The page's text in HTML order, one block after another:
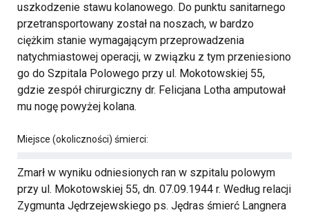
uszkodzenie stawu kolanowego. Do punktu sanitarnego
przetransportowany został na noszach, w bardzo
ciężkim stanie wymagającym przeprowadzenia
natychmiastowej operacji, w związku z tym przeniesiono
go do Szpitala Polowego przy ul. Mokotowskiej 55,
gdzie zespół chirurgiczny dr. Felicjana Lotha amputował
mu nogę powyżej kolana.
Miejsce (okoliczności) śmierci:
Zmarł w wyniku odniesionych ran w szpitalu polowym
przy ul. Mokotowskiej 55, dn. 07.09.1944 r. Według relacji
Zygmunta Jędrzejewskiego ps. Jędras śmierć Langnera